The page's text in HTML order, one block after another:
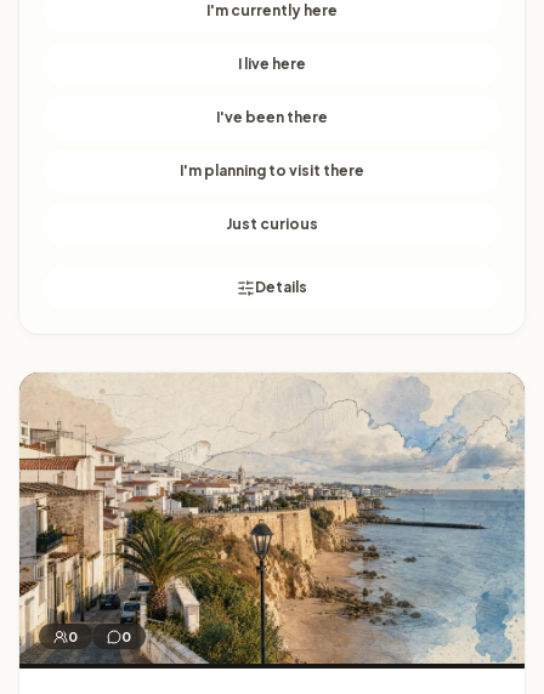
I'm currently here
I live here
I've been there
I'm planning to visit there
Just curious
Details
0 0